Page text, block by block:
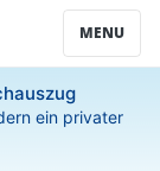
MENU
ein privater